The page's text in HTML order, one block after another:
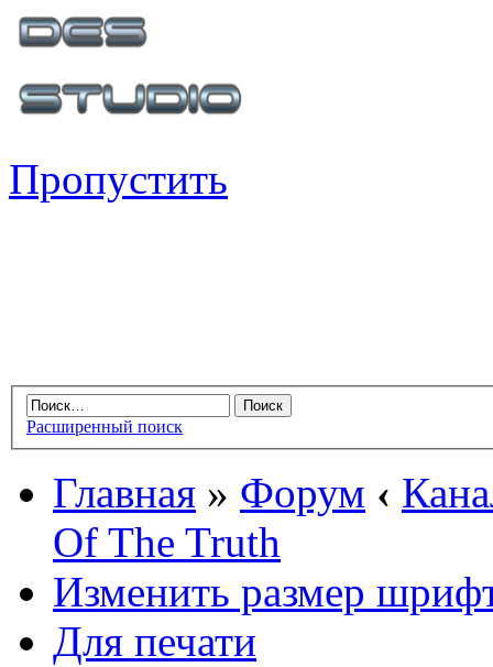
Пропустить
Расширенный поиск
Главная » Форум ‹
Of The Truth
Изменить размер
Для печати